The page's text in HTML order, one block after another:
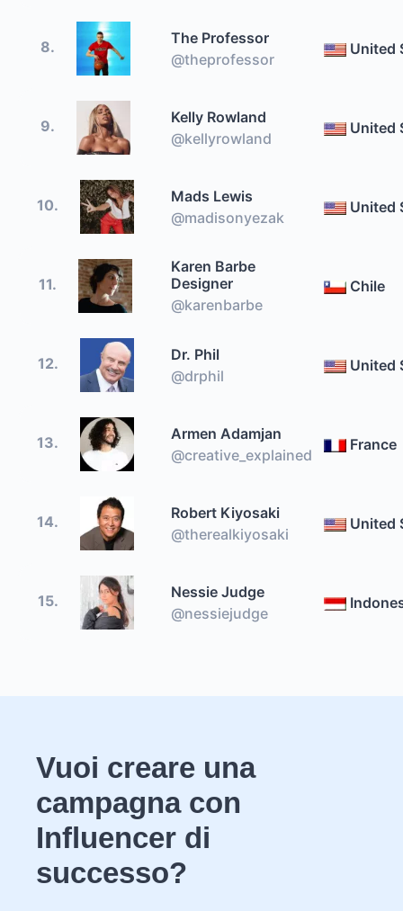
8.
The Professor
@theprofessor
United
9.
Kelly Rowland
@kellyrowland
United
10.
Mads Lewis
@madisonyezak
United
11.
Karen Barbe
Designer
@karenbarbe
Chile
12.
Dr. Phil
@drphil
United
13.
Armen Adamjan
@creative_explained
France
14.
Robert Kiyosaki
@therealkiyosaki
United
15.
Nessie Judge
@nessiejudge
Vuoi creare una
campagna con
Influencer di
successo?